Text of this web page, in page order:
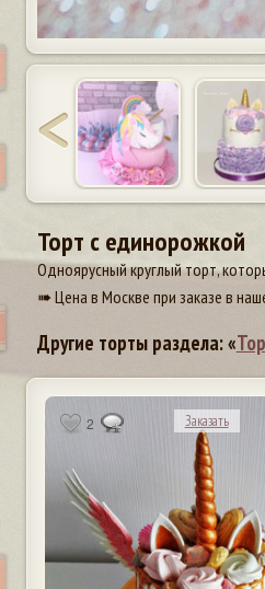
Торт с единорожкой
Одноярусный круглый торт,
➠ Цена в Москве при заказе в
Другие торты раздела: «
2 Заказать